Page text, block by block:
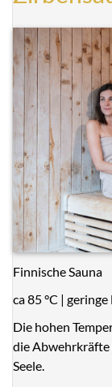
Finnische Sauna
ca 85 °C |
Die hohen
die Abwehrkräfte
Seele.